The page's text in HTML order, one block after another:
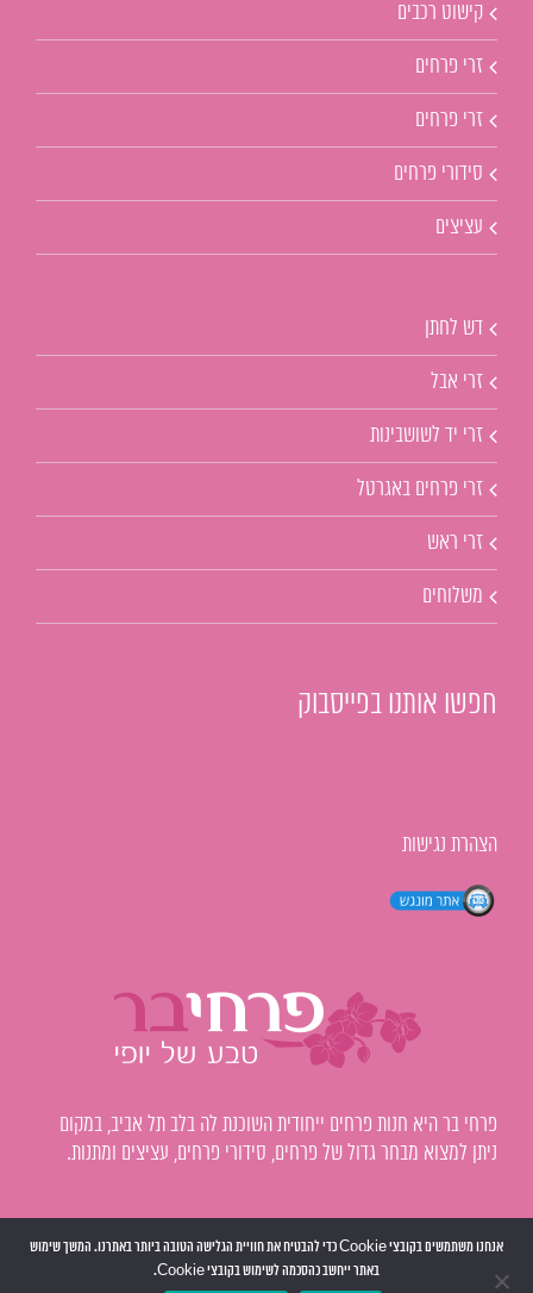
קישוט רכבים
זרי פרחים
זרי פרחים
סידורי פרחים
עציצים
דש לחתן
זרי אבל
זרי יד לשושבינות
זרי פרחים באגרטל
זרי ראש
משלוחים
חפשו אותנו בפייסבוק
הצהרת נגישות
פרחי בר היא חנות פרחים ייחודית השוכנת לה בלב תל אביב, במקום
ניתן למצוא מבחר גדול של פרחים, סידורי פרחים, עציצים ומתנות.
כל הזכויות שמורות @ פרחי בר | ברחי בר בגוגל
אנחנו משתמשים בקובצי Cookie כדי להבטיח את חוויית הגלישה הטובה ביותר באתרנו. המשך שימוש
באתר ייחשב כהסכמה לשימוש בקובצי Cookie.